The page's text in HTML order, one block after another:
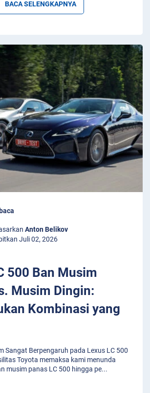
BACA SELENGKAPNYA
Anton Belikov
Juli 02, 2026
500 Ban Musim
Musim Dingin:
Kombinasi yang
Sangat Berpengaruh pada Lexus LC 500
Toyota memaksa kami menunda
musim panas LC 500 hingga pe...